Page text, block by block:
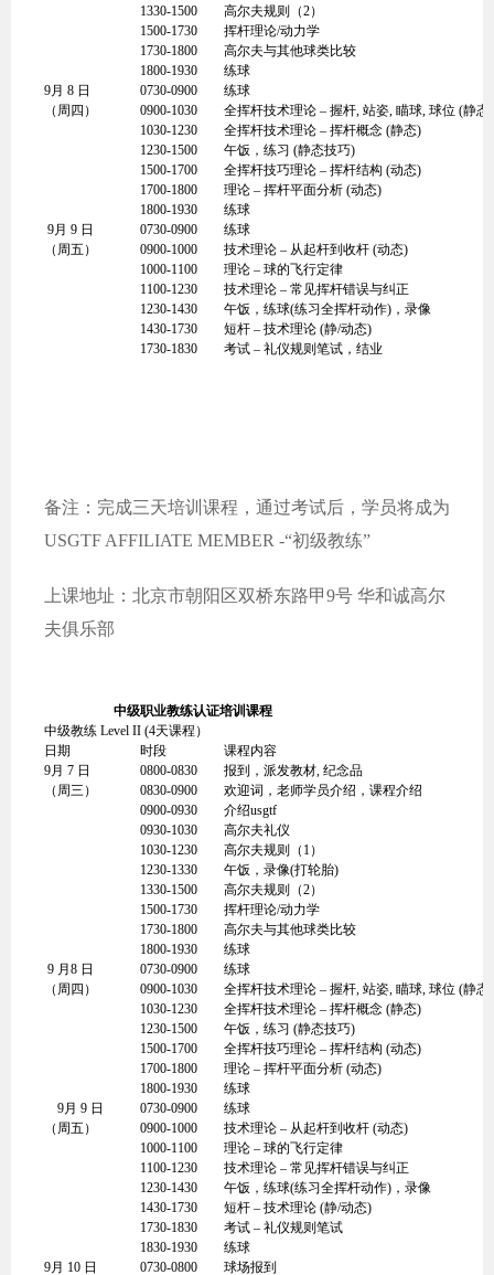
1330-1500
高尔夫规则（2）
1500-1730
挥杆理论/动力学
1730-1800
高尔夫与其他球类比较
1800-1930
练球
9月 8 日
0730-0900
练球
（周四）
0900-1030
全挥杆技术理论 – 握杆, 站姿, 瞄球, 球位 (静态)
1030-1230
全挥杆技术理论 – 挥杆概念 (静态)
1230-1500
午饭，练习 (静态技巧)
1500-1700
全挥杆技巧理论 – 挥杆结构 (动态)
1700-1800
理论 – 挥杆平面分析 (动态)
1800-1930
练球
9月 9 日
0730-0900
练球
（周五）
0900-1000
技术理论 – 从起杆到收杆 (动态)
1000-1100
理论 – 球的飞行定律
1100-1230
技术理论 – 常见挥杆错误与纠正
1230-1430
午饭，练球(练习全挥杆动作)，录像
1430-1730
短杆 – 技术理论 (静/动态)
1730-1830
考试 – 礼仪规则笔试，结业
备注：完成三天培训课程，通过考试后，学员将成为
USGTF AFFILIATE MEMBER -“初级教练”
上课地址：北京市朝阳区双桥东路甲9号 华和诚高尔
夫俱乐部
中级职业教练认证培训课程
中级教练 Level II (4天课程）
日期
时段
课程内容
9月 7 日
0800-0830
报到，派发教材, 纪念品
（周三）
0830-0900
欢迎词，老师学员介绍，课程介绍
0900-0930
介绍usgtf
0930-1030
高尔夫礼仪
1030-1230
高尔夫规则（1）
1230-1330
午饭，录像(打轮胎)
1330-1500
高尔夫规则（2）
1500-1730
挥杆理论/动力学
1730-1800
高尔夫与其他球类比较
1800-1930
练球
9 月8 日
0730-0900
练球
（周四）
0900-1030
全挥杆技术理论 – 握杆, 站姿, 瞄球, 球位 (静态)
1030-1230
全挥杆技术理论 – 挥杆概念 (静态)
1230-1500
午饭，练习 (静态技巧)
1500-1700
全挥杆技巧理论 – 挥杆结构 (动态)
1700-1800
理论 – 挥杆平面分析 (动态)
1800-1930
练球
9月 9 日
0730-0900
练球
（周五）
0900-1000
技术理论 – 从起杆到收杆 (动态)
1000-1100
理论 – 球的飞行定律
1100-1230
技术理论 – 常见挥杆错误与纠正
1230-1430
午饭，练球(练习全挥杆动作)，录像
1430-1730
短杆 – 技术理论 (静/动态)
1730-1830
考试 – 礼仪规则笔试
1830-1930
练球
9月 10 日
0730-0800 球场报到